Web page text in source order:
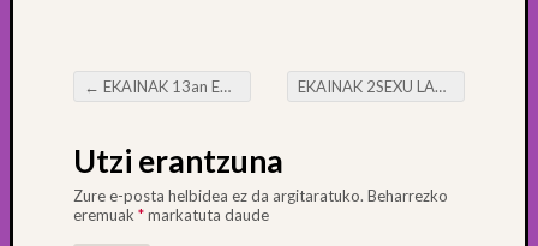
Post navigation
← EKAINAK 13an EMAKUME BIRA! EKAINAK 2SEXU LANGILEEN NAZIOARTEKO EGUNA
Utzi erantzuna
Zure e-posta helbidea ez da argitaratuko. Beharrezko
eremuak *markatuta daude